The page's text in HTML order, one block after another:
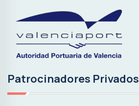
Patrocinadores Privados